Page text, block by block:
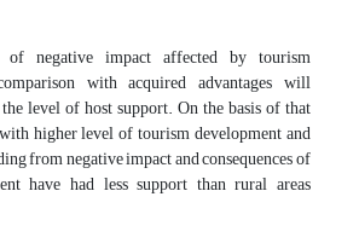
negative impact affected by tourism
with acquired advantages will
level of host support. On the basis of that
higher level of tourism development and
from negative impact and consequences of
have had less support than rural areas